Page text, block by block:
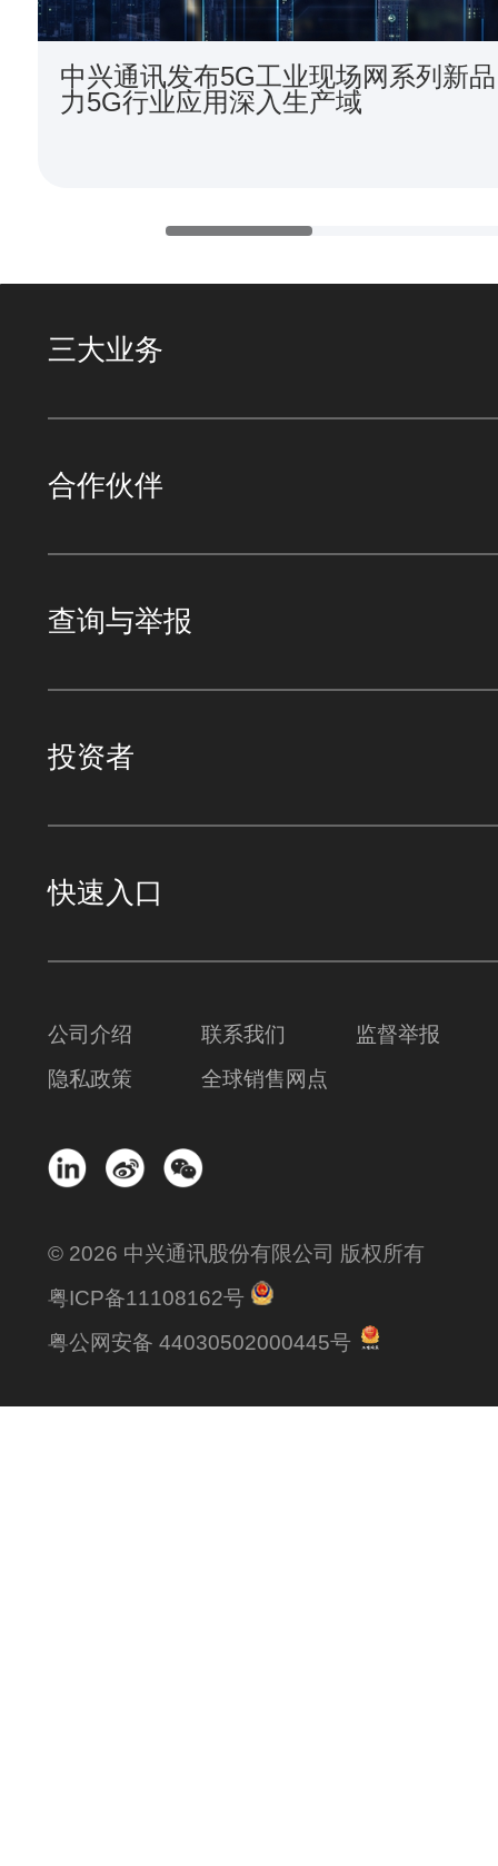
中兴通讯发布5G工业现场网系列新
力5G行业应用深入生产域
三大业务
合作伙伴
查询与举报
投资者
快速入口
公司介绍 联系我们
监督举报
隐私政策
全球销售网点
© 2026 中兴通讯股份有限公司 版权所有
粤ICP备11108162号
粤公网安备 44030502000445号